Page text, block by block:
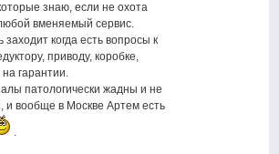
знаю, если не охота
вменяемый сервис.
когда есть вопросы к
приводу, коробке,
гарантии.
патологически жадны и не
и вообще в Москве Артем есть
.